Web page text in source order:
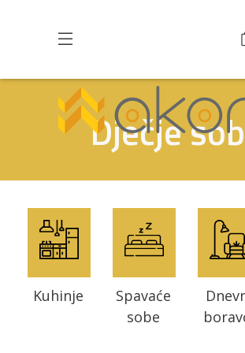
Pogledajte što je
Dječje
Kuhinje
Spavaće
sobe